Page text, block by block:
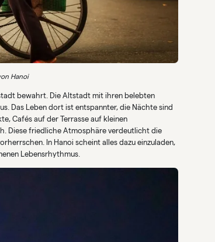
Hanoi
bewahrt. Die Altstadt mit ihren belebten
Das Leben dort ist entspannter, die Nächte sind
Cafés auf der Terrasse auf kleinen
Diese friedliche Atmosphäre verdeutlicht die
In Hanoi scheint alles dazu einzuladen,
Lebensrhythmus.